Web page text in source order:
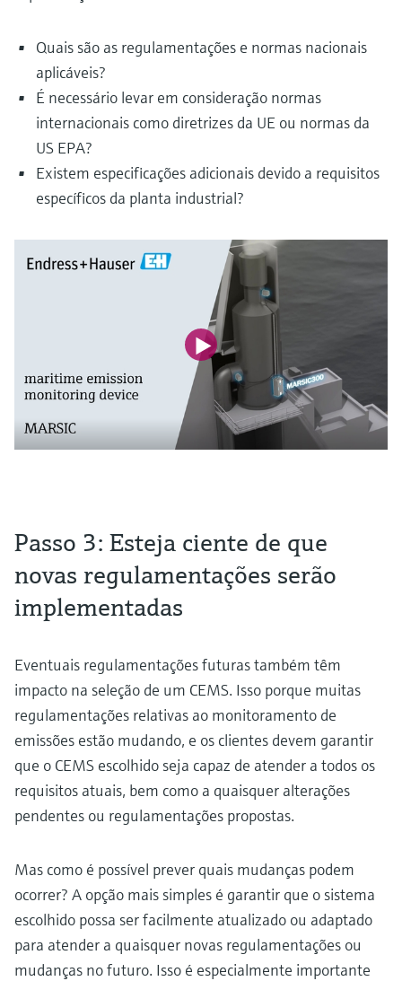
Quais são as regulamentações e normas nacionais
aplicáveis?
É necessário levar em consideração normas
internacionais como diretrizes da UE ou normas da
US EPA?
Existem especificações adicionais devido a requisitos
específicos da planta industrial?
Passo 3: Esteja ciente de que
novas regulamentações serão
implementadas
Eventuais regulamentações futuras também têm
impacto na seleção de um CEMS. Isso porque muitas
regulamentações relativas ao monitoramento de
emissões estão mudando, e os clientes devem garantir
que o CEMS escolhido seja capaz de atender a todos os
requisitos atuais, bem como a quaisquer alterações
pendentes ou regulamentações propostas.
Mas como é possível prever quais mudanças podem
ocorrer? A opção mais simples é garantir que o sistema
escolhido possa ser facilmente atualizado ou adaptado
para atender a quaisquer novas regulamentações ou
mudanças no futuro. Isso é especialmente importante